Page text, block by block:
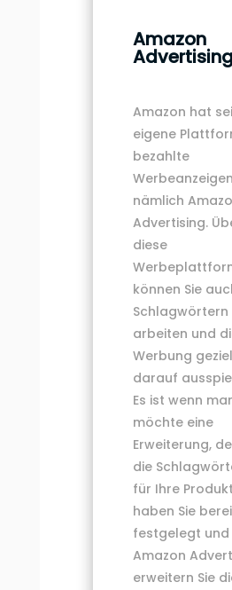
Amazon
Amazon hat
eigene
bezahlte
nämlich
Advertising.
diese
können Sie
Schlagwörtern
arbeiten und
Werbung
darauf
Es ist wenn
möchte eine
Erweiterung,
die
für Ihre
haben Sie
festgelegt und
Amazon
erweitern Sie